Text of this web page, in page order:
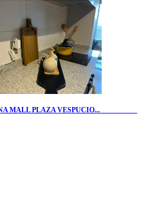
MALL PLAZA VESPUCIO...